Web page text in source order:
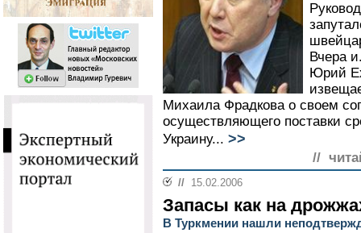
Вчера
Юрий
Михаила Фрадкова о своем
осуществляющего поставки
Украину... >>
//
// 15.02.2006
Запасы как на
В Туркмении нашли